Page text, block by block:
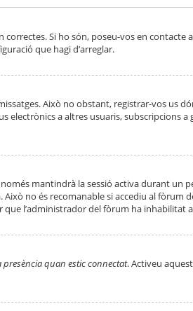
Si ho són, poseu-vos en
que hagi d’arreglar.
Això no obstant, registrar-vos us
a altres usuaris, subscripcions a
mantindrà la sessió activa durant un
no és recomanable si accediu al fòrum
que l’administrador del fòrum ha inhabilitat
presència quan estic connectat. Activeu